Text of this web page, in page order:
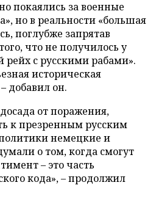
покаялись за военные
но в реальности «большая
поглубже запрятав
что не получилось у
рейх с русскими рабами».
историческая
добавил он.
от поражения,
к презренным русским
немецкие и
о том, когда смогут
– это часть
кода», – продолжил